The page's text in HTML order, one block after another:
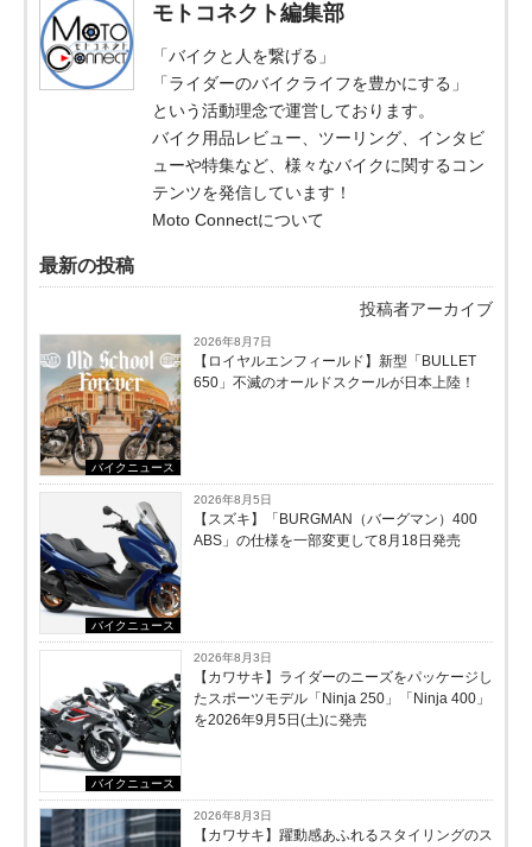
モトコネクト編集部
「バイクと人を繋げる」
「ライダーのバイクライフを豊かにする」
という活動理念で運営しております。
バイク用品レビュー、ツーリング、インタビ
ューや特集など、様々なバイクに関するコン
テンツを発信しています！
Moto Connectについて
最新の投稿
投稿者アーカイブ
バイクニュース
2026年8月7日
【ロイヤルエンフィールド】新型「BULLET
650」不滅のオールドスクールが⽇本上陸！
バイクニュース
2026年8月5日
【スズキ】「BURGMAN（バーグマン）400
ABS」の仕様を一部変更して8月18日発売
バイクニュース
2026年8月3日
【カワサキ】ライダーのニーズをパッケージし
たスポーツモデル「Ninja 250」「Ninja 400」
を2026年9月5日(土)に発売
2026年8月3日
【カワサキ】躍動感あふれるスタイリングのス